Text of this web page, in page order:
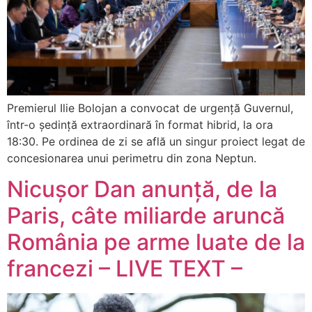
Premierul Ilie Bolojan a convocat de urgență Guvernul,
într-o ședință extraordinară în format hibrid, la ora
18:30. Pe ordinea de zi se află un singur proiect legat de
concesionarea unui perimetru din zona Neptun.
Nicușor Dan anunță, de la
Paris, câte miliarde aruncă
România pe arme luate de la
francezi – LIVE TEXT –